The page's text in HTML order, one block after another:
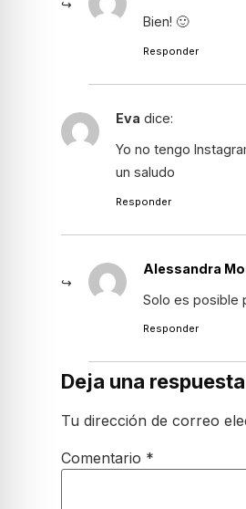
Bien! 🙂
Responder
Eva dice:
Yo no tengo
un saludo
Responder
Alessandra
Solo es posible
Responder
Deja una respuesta
Tu dirección de correo
Comentario *